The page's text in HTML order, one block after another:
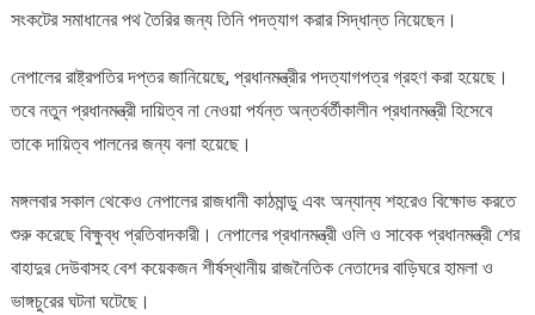
সংকটের সমাধানের পথ তৈরির জন্য তিনি পদত্যাগ করার সিদ্ধান্ত নিয়েছেন।
নেপালের রাষ্ট্রপতির দপ্তর জানিয়েছে, প্রধানমন্ত্রীর পদত্যাগপত্র গ্রহণ করা হয়েছে।
তবে নতুন প্রধানমন্ত্রী দায়িত্ব না নেওয়া পর্যন্ত অন্তর্বর্তীকালীন প্রধানমন্ত্রী হিসেবে
তাকে দায়িত্ব পালনের জন্য বলা হয়েছে।
মঙ্গলবার সকাল থেকেও নেপালের রাজধানী কাঠমান্ডু এবং অন্যান্য শহরেও বিক্ষোভ করতে
শুরু করেছে বিক্ষুব্ধ প্রতিবাদকারী। নেপালের প্রধানমন্ত্রী ওলি ও সাবেক প্রধানমন্ত্রী শের
বাহাদুর দেউবাসহ বেশ কয়েকজন শীর্ষস্থানীয় রাজনৈতিক নেতাদের বাড়িঘরে হামলা ও
ভাঙ্গচুরের ঘটনা ঘটেছে।